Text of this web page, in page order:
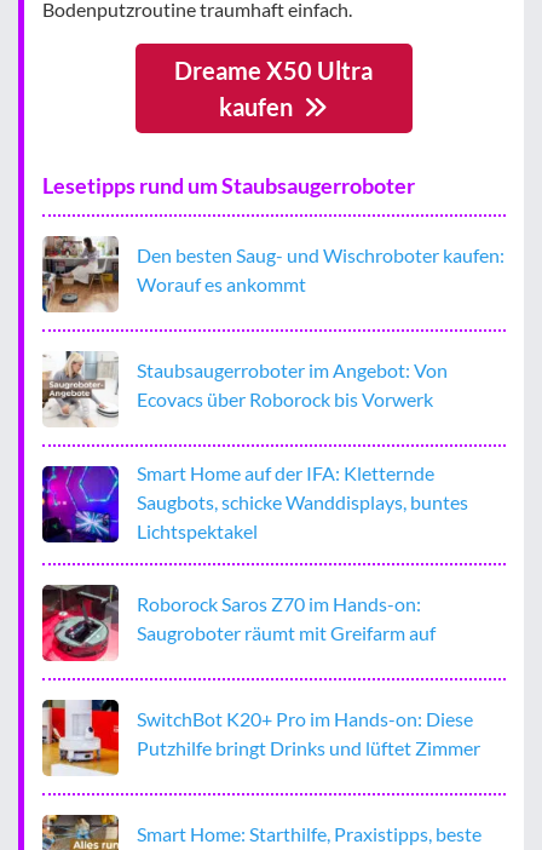
Bodenputzroutine traumhaft einfach.
Dreame X50 Ultra
kaufen
Lesetipps rund um Staubsaugerroboter
Den besten Saug- und Wischroboter kaufen:
Worauf es ankommt
Staubsaugerroboter im Angebot: Von
Ecovacs über Roborock bis Vorwerk
Smart Home auf der IFA: Kletternde
Saugbots, schicke Wanddisplays, buntes
Lichtspektakel
Roborock Saros Z70 im Hands-on:
Saugroboter räumt mit Greifarm auf
SwitchBot K20+ Pro im Hands-on: Diese
Putzhilfe bringt Drinks und lüftet Zimmer
Smart Home: Starthilfe, Praxistipps, beste